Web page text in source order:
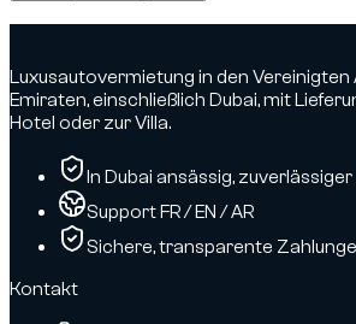
Luxusautovermietung in den Vereinigten
Emiraten, einschließlich Dubai, mit
Hotel oder zur Villa.
In Dubai ansässig,
Support FR / EN / AR
Sichere, transparente
Kontakt